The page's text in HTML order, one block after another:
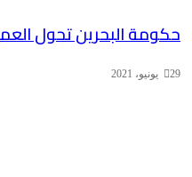
حكومة البحرين تحول
29 يونيو، 2021